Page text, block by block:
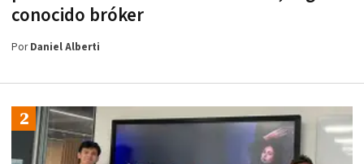
conocido bróker
PorDaniel Alberti